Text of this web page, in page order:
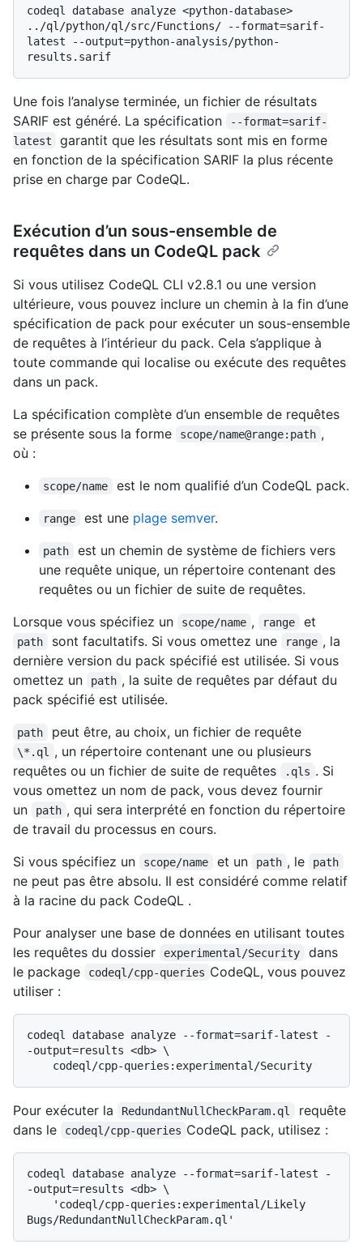
codeql database analyze <python-database>
../ql/python/ql/src/Functions/ --format=sarif-
latest --output=python-analysis/python-
Une fois l’analyse terminée, un fichier de résultats
SARIF est généré. La spécification
--format=sarif-
latest
garantit que les résultats sont mis en forme
en fonction de la spécification SARIF la plus récente
prise en charge par CodeQL.
Exécution d’un sous-ensemble de
requêtes dans un CodeQL pack
Si vous utilisez CodeQL CLI v2.8.1 ou une version
ultérieure, vous pouvez inclure un chemin à la fin d’une
spécification de pack pour exécuter un sous-ensemble
de requêtes à l’intérieur du pack. Cela s’applique à
toute commande qui localise ou exécute des requêtes
dans un pack.
La spécification complète d’un ensemble de requêtes
se présente sous la forme
scope/name@range:path ,
où :
scope/name est le nom qualifié d’un CodeQL pack.
range est une plage semver.
path
est un chemin de système de fichiers vers
une requête unique, un répertoire contenant des
requêtes ou un fichier de suite de requêtes.
Lorsque vous spécifiez un
scope/name , range et
path sont facultatifs. Si vous omettez une range , la
dernière version du pack spécifié est utilisée. Si vous
omettez un
path , la suite de requêtes par défaut du
pack spécifié est utilisée.
path peut être, au choix, un fichier de requête
\*.ql
, un répertoire contenant une ou plusieurs
requêtes ou un fichier de suite de requêtes
.qls . Si
vous omettez un nom de pack, vous devez fournir
un
path , qui sera interprété en fonction du répertoire
de travail du processus en cours.
Si vous spécifiez un
scope/name et un path , le path
ne peut pas être absolu. Il est considéré comme relatif
à la racine du pack CodeQL .
Pour analyser une base de données en utilisant toutes
les requêtes du dossier
experimental/Security
dans
le package
codeql/cpp-queries CodeQL, vous pouvez
utiliser :
codeql database analyze --format=sarif-latest -
-output=results <db> \
Pour exécuter la RedundantNullCheckParam.ql
requête
dans le
codeql/cpp-queries CodeQL pack, utilisez :
codeql database analyze --format=sarif-latest -
-output=results <db> \